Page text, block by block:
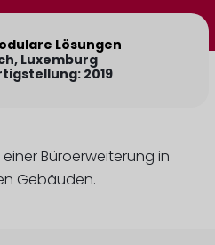
Lösungen
Luxemburg
2019
Büroerweiterung in
Gebäuden.